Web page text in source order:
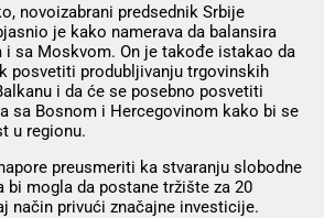
novoizabrani predsednik Srbije
je kako namerava da balansira
i sa Moskvom. On je takođe istakao da
posvetiti produbljivanju trgovinskih
i da će se posebno posvetiti
sa Bosnom i Hercegovinom kako bi se
u regionu.
preusmeriti ka stvaranju slobodne
bi mogla da postane tržište za 20
način privući značajne investicije.